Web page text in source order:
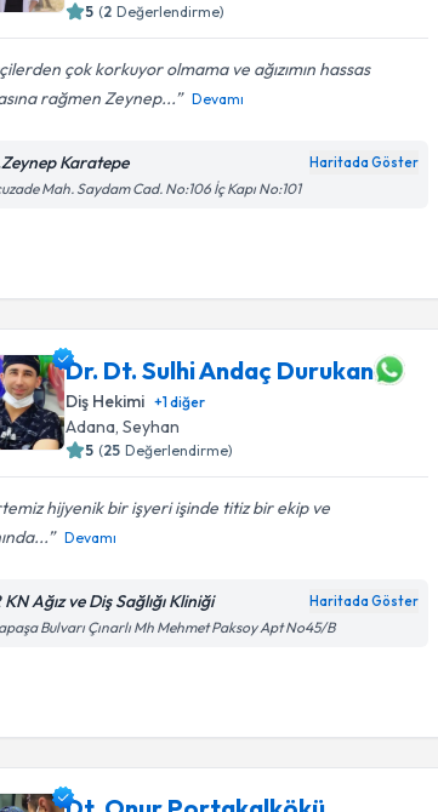
5 (2 Değerlendirme)
çok korkuyor olmama ve ağızımın hassas
rağmen Zeynep...
Devamı
Karatepe Haritada Göster
Mah. Saydam Cad. No:106 İç Kapı No:101
Dr. Dt. Sulhi Andaç Durukan
Diş Hekimi +1diğer
Adana, Seyhan
5 (25 Değerlendirme)
hijyenik bir işyeri işinde titiz bir ekip ve
Devamı
KN Ağız ve Diş Sağlığı Kliniği Haritada Göster
Bulvarı Çınarlı Mh Mehmet Paksoy Apt No45/B